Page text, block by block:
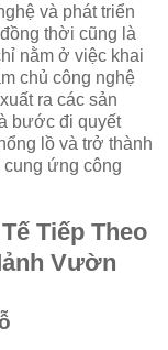
và phát triển
thời cũng là
nằm ở việc khai
chủ công nghệ
ra các sản
bước đi quyết
lồ và trở thành
cung ứng công
Tiếp Theo
Vườn